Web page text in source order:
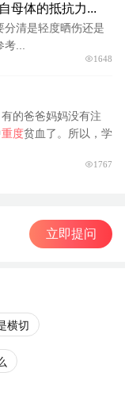
母体的抵抗力...
清是轻度晒伤还是
考...
1648
的爸爸妈妈没有注
重度贫血了。所以，学
1767
立即提问
横切